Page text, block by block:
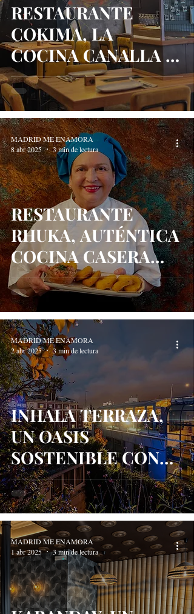
RESTAURANTE
COKIMA, LA
COCINA CANALLA Y
DESENFADADA QUE
TRIUNFA EN
ARGUELLES
RESTAURANTE
RHUKA, AUTÉNTICA
COCINA CASERA
CHILENA
MADRID ME ENAMORA
8 abr 2025
3 min de lectura
INHALA TERRAZA,
UN OASIS
SOSTENIBLE CON
VISTAS 360º DEL
CENTRO DE
MADRID
MADRID ME ENAMORA
2 abr 2025
3 min de lectura
MADRID ME ENAMORA
1 abr 2025
3 min de lectura